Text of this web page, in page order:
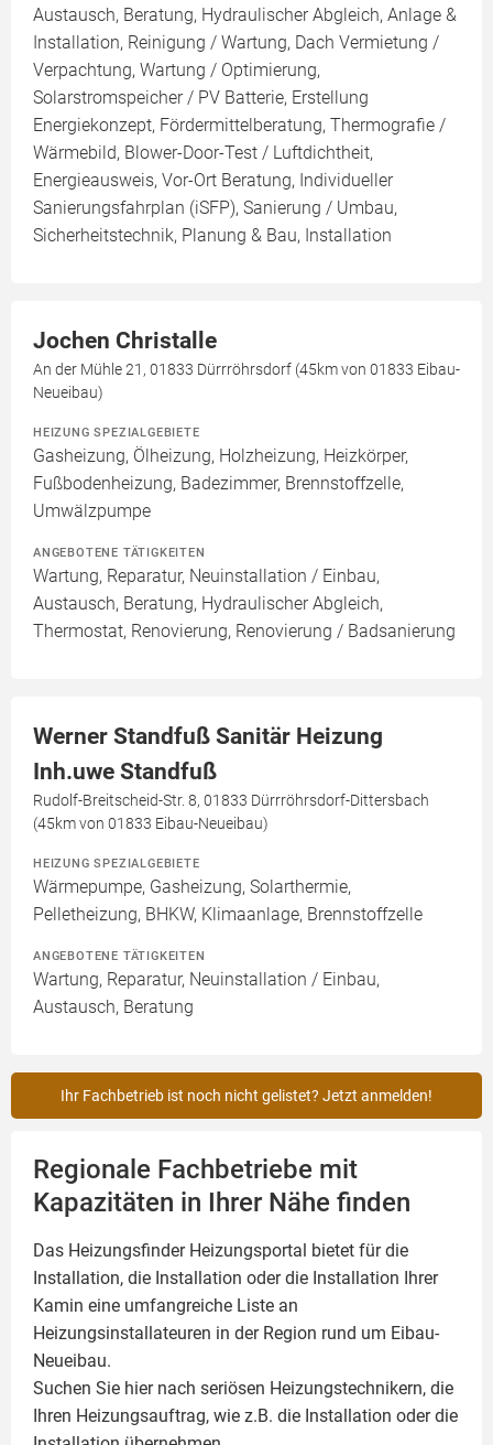
Austausch, Beratung, Hydraulischer Abgleich, Anlage &
Installation, Reinigung / Wartung, Dach Vermietung /
Verpachtung, Wartung / Optimierung,
Solarstromspeicher / PV Batterie, Erstellung
Energiekonzept, Fördermittelberatung, Thermografie /
Wärmebild, Blower-Door-Test / Luftdichtheit,
Energieausweis, Vor-Ort Beratung, Individueller
Sanierungsfahrplan (iSFP), Sanierung / Umbau,
Sicherheitstechnik, Planung & Bau, Installation
Jochen Christalle
An der Mühle 21, 01833 Dürrröhrsdorf (45km von 01833 Eibau-
Neueibau)
HEIZUNG SPEZIALGEBIETE
Gasheizung, Ölheizung, Holzheizung, Heizkörper,
Fußbodenheizung, Badezimmer, Brennstoffzelle,
Umwälzpumpe
ANGEBOTENE TÄTIGKEITEN
Wartung, Reparatur, Neuinstallation / Einbau,
Austausch, Beratung, Hydraulischer Abgleich,
Thermostat, Renovierung, Renovierung / Badsanierung
Werner Standfuß Sanitär Heizung
Inh.uwe Standfuß
Rudolf-Breitscheid-Str. 8, 01833 Dürrröhrsdorf-Dittersbach
(45km von 01833 Eibau-Neueibau)
HEIZUNG SPEZIALGEBIETE
Wärmepumpe, Gasheizung, Solarthermie,
Pelletheizung, BHKW, Klimaanlage, Brennstoffzelle
ANGEBOTENE TÄTIGKEITEN
Wartung, Reparatur, Neuinstallation / Einbau,
Austausch, Beratung
Ihr Fachbetrieb ist noch nicht gelistet? Jetzt anmelden!
Regionale Fachbetriebe mit
Kapazitäten in Ihrer Nähe finden
Das Heizungsfinder Heizungsportal bietet für die
Installation, die Installation oder die Installation Ihrer
Kamin eine umfangreiche Liste an
Heizungsinstallateuren in der Region rund um Eibau-
Neueibau.
Suchen Sie hier nach seriösen Heizungstechnikern, die
Ihren Heizungsauftrag, wie z.B. die Installation oder die